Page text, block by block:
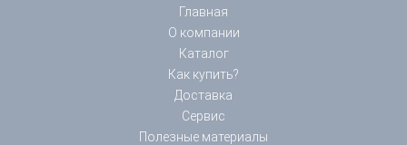
Главная
О компании
Каталог
Как купить?
Доставка
Сервис
Полезные материалы